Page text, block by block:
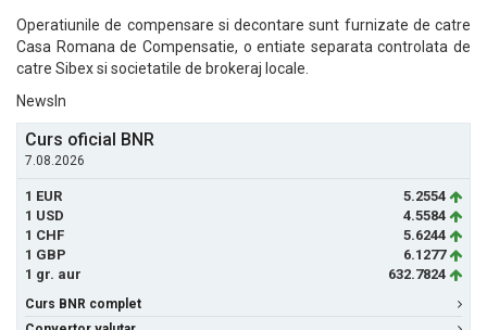
Operatiunile de compensare si decontare sunt furnizate de catre
Casa Romana de Compensatie, o entiate separata controlata de
catre Sibex si societatile de brokeraj locale.
NewsIn
Curs oficial BNR
7.08.2026
1 EUR
5.2554
1 USD
4.5584
1 CHF
5.6244
1 GBP
6.1277
1 gr. aur
632.7824
Curs BNR complet